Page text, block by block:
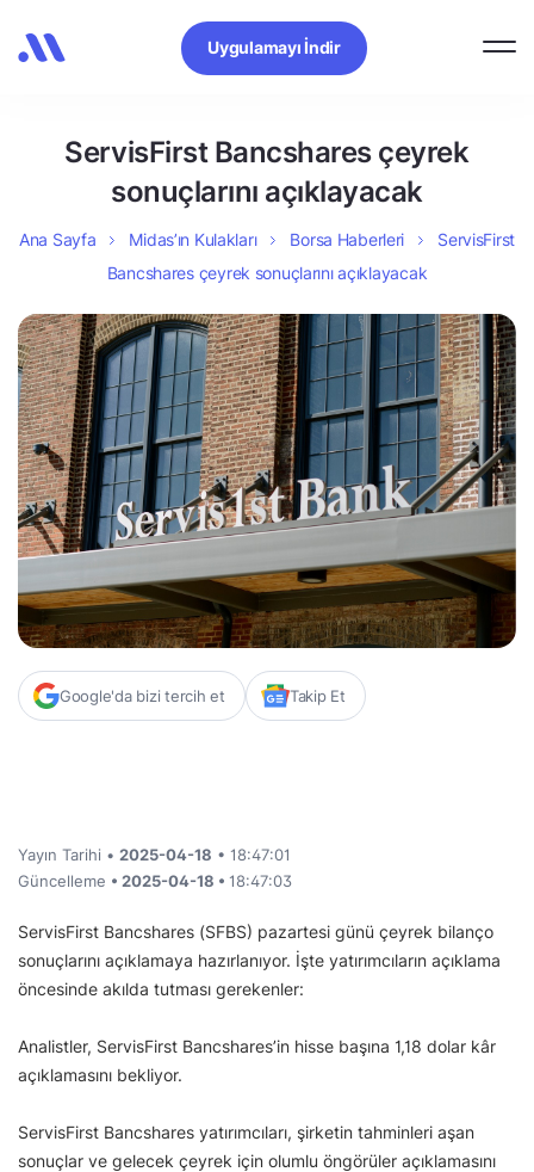
Uygulamayı İndir
ServisFirst Bancshares çeyrek
sonuçlarını açıklayacak
Ana Sayfa Midas’ın Kulakları Borsa Haberleri
ServisFirst
Bancshares çeyrek sonuçlarını açıklayacak
Google'da bizi tercih et Takip Et
Yayın Tarihi • 2025-04-18 • 18:47:01
Güncelleme • 2025-04-18 • 18:47:03
ServisFirst Bancshares (SFBS) pazartesi günü çeyrek bilanço
sonuçlarını açıklamaya hazırlanıyor. İşte yatırımcıların açıklama
öncesinde akılda tutması gerekenler:
Analistler, ServisFirst Bancshares’in hisse başına 1,18 dolar kâr
açıklamasını bekliyor.
ServisFirst Bancshares yatırımcıları, şirketin tahminleri aşan
sonuçlar ve gelecek çeyrek için olumlu öngörüler açıklamasını